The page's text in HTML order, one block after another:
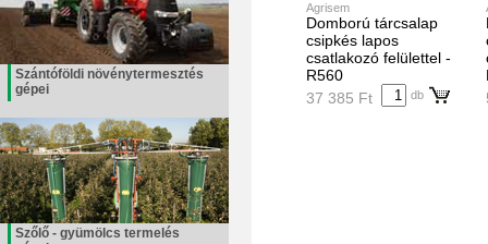
Szántóföldi növénytermesztés
gépei
Szőlő - gyümölcs termelés
Agrisem
Domború tárcsalap
csipkés lapos
csatlakozó felülettel -
R560
37 385 Ft
db